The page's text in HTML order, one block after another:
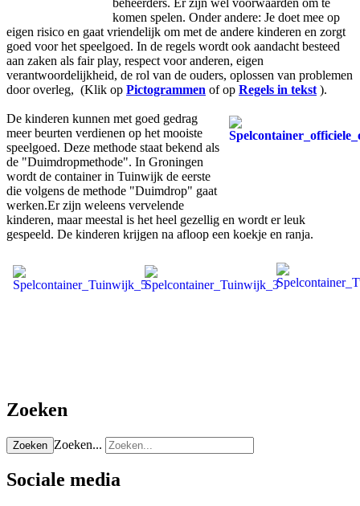
komen spelen. Onder andere: Je doet mee op
eigen risico en gaat vriendelijk om met de andere kinderen en zorgt
goed voor het speelgoed. In de regels wordt ook aandacht besteed
aan zaken als fair play, respect voor anderen, eigen
verantwoordelijkheid, de rol van de ouders, oplossen van problemen
door overleg, (Klik op Pictogrammen of op Regels in tekst ).
De kinderen kunnen met goed gedrag
meer beurten verdienen op het mooiste
speelgoed. Deze methode staat bekend als
de "Duimdropmethode". In Groningen
wordt de container in Tuinwijk de eerste
die volgens de methode "Duimdrop" gaat
werken.Er zijn weleens vervelende
kinderen, maar meestal is het heel gezellig en wordt er leuk
gespeeld. De kinderen krijgen na afloop een koekje en ranja.
Zoeken
Zoeken Zoeken...
Sociale media